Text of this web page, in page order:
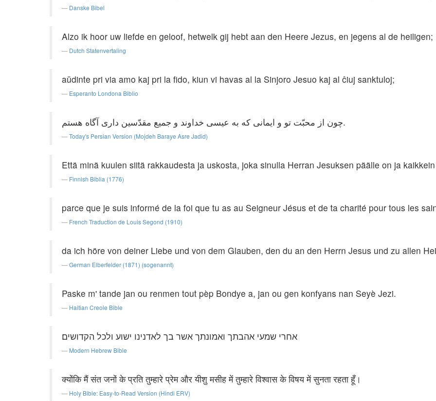
Danske Bibel
Alzo ik hoor uw liefde en geloof, hetwelk gij hebt aan den Heere Jezus, en jegens al de heiligen;
Dutch Statenvertaling
aŭdinte pri via amo kaj pri la fido, kiun vi havas al la Sinjoro Jesuo kaj al ĉiuj sanktuloj;
Esperanto Londona Biblio
چون از محبّت تو و ایمانی كه به عیسی خداوند و جمیع مقدّسین داری آگاه هستم.
Today's Persian Version (Mojdeh Baraye Asre Jadid)
Että minä kuulen siitä rakkaudesta ja uskosta, joka sinulla Herran Jesuksen päälle on ja
Finnish Biblia (1776)
parce que je suis informé de la foi que tu as au Seigneur Jésus et de ta charité pour tous les
French Traduction de Louis Segond (1910)
da ich höre von deiner Liebe und von dem Glauben, den du an den Herrn Jesus und zu allen
German Elberfelder (1871) (sogenannt)
Paske m' tande jan ou renmen tout pèp Bondye a, jan ou gen konfyans nan Seyè Jezi.
Haitian Creole Bible
אחרי שמעי אהבתך ואמונתך אשר בך לאדנינו ישוע ולכל הקדושים׃
Modern Hebrew Bible
क्योंकि मैं संत जनों के प्रति तुम्हारे प्रेम और यीशु मसीह में तुम्हारे विश्वास के विषय में सुनता रहता हूँ।
Holy Bible: Easy-to-Read Version (Hindi ERV)